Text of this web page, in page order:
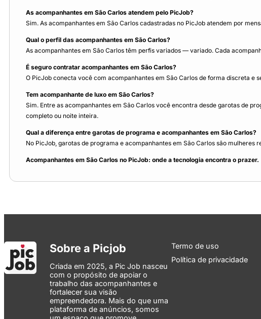
As acompanhantes em São Carlos atendem pelo PicJob?
Sim. As acompanhantes em São Carlos cadastradas no PicJob atendem por
Qual o perfil das acompanhantes em São Carlos?
As acompanhantes em São Carlos têm perfis variados — variado. Cada
É seguro contratar acompanhantes em São Carlos?
O PicJob conecta você com acompanhantes em São Carlos de forma discreta e
Tem acompanhante de luxo em São Carlos?
Sim. Entre as acompanhantes em São Carlos você encontra desde garotas de
completo ou noite inteira.
Qual a diferença entre garotas de programa e acompanhantes em São Carlos?
No PicJob, garotas de programa e acompanhantes em São Carlos são
Acompanhantes em São Carlos no PicJob: onde a tecnologia encontra o prazer.
Sobre a Picjob
Criada em 2025, a Pic Job nasceu
com o propósito de apoiar o
trabalho das acompanhantes e
fortalecer sua visão
empreendedora. Mais do que uma
plataforma de anúncios, somos
Termo de uso
Política de privacidade